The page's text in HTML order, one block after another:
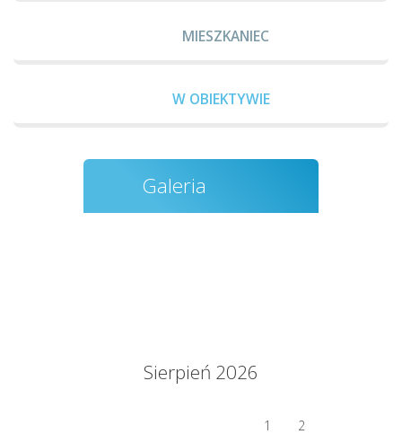
MIESZKANIEC
W OBIEKTYWIE
Galeria
Sierpień 2026
1
2